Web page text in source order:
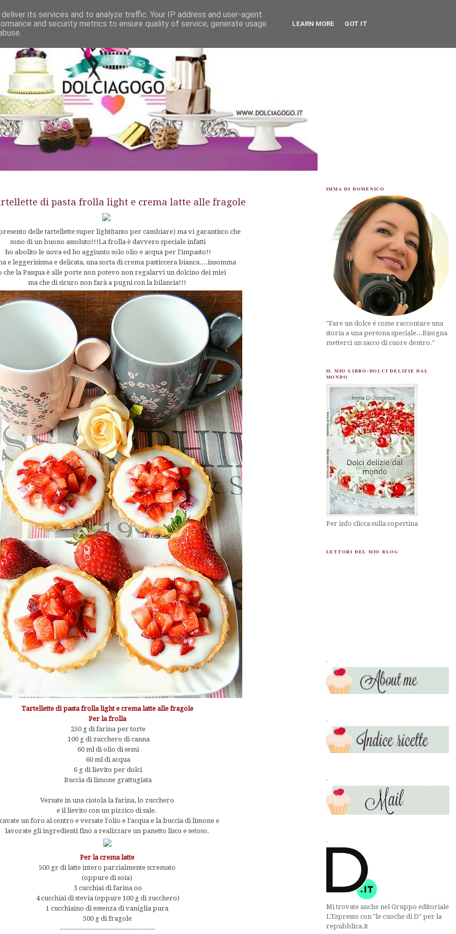
di pasta frolla light e crema latte alle fragole
delle tartellette super light(tanto per cambiare) ma vi garantisco che
sono di un buono assoluto!!!La frolla è davvero speciale infatti
ho abolito le uova ed ho aggiunto solo olio e acqua per l'impasto!!
e leggerisisma e delicata, una sorta di crema pasticcera bianca....insomma
che la Pasqua è alle porte non potevo non regalarvi un dolcino dei miei
ma che di sicuro non farà a pugni con la bilancia!!!
Tartellette di pasta frolla light e crema latte alle fragole
Per la frolla
250 g di farina per torte
100 g di zucchero di canna
60 ml di olio di semi
60 ml di acqua
6 g di lievito per dolci
Buccia di limone grattugiata
Versate in una ciotola la farina, lo zucchero
e il lievito con un pizzico di sale.
un foro al centro e versate l'olio e l'acqua e la buccia di limone e
lavorate gli ingredienti fino a realizzare un panetto lisco e setoso.
Per la crema latte
500 gr di latte intero parzialmente scremato
(oppure di soia)
3 cucchiai di farina oo
4 cucchiai di stevia (oppure 100 g di zucchero)
1 cucchiaino di essenza di vaniglia pura
500 g di fragole
-----------------------------------------------
IMMA DI DOMENICO
"Fare un dolce é come raccontare una
storia a una persona speciale...Bisogna
metterci un sacco di cuore dentro."
IL MIO LIBRO-DOLCI DELIZIE DAL
MONDO
Per info clicca sulla copertina
LETTORI DEL MIO BLOG
.
.
.
.
Mi trovate anche nel Gruppo editoriale
L'Espresso con "le cuoche di D" per la
repubblica.it
its services and to analyze traffic. Your IP address and user-agent
and security metrics to ensure quality of service, generate usage
LEARN MORE GOT IT